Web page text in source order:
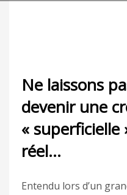
Ne laissons
devenir une
« superficielle
réel…
Entendu lors d’un